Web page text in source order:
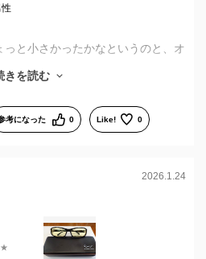
性
と小さかったかなというのと、オ
かったので、その点はちょっとまだ
さがイマイチわからない
とかオンラインで試着できるよう
に結局実店舗に行かなくてはならな
の形状を実店舗で計測、登録して
ムの形状を整えてから出荷とかで
きを読む
考になった 0 Like! 0
2026.1.24